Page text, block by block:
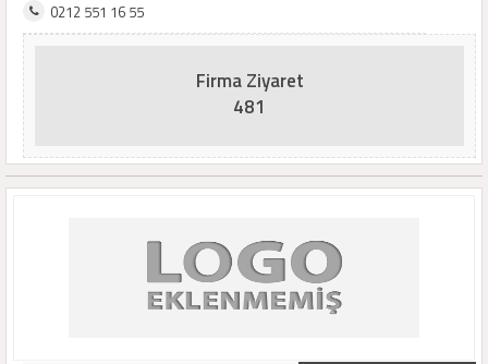
0212 551 16 55
Firma Ziyaret
481